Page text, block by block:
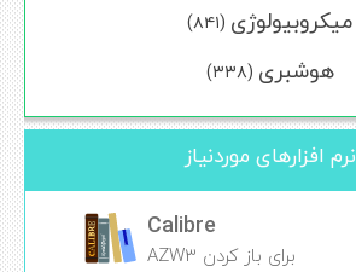
میکروبیولوژی (۸۴۱)
هوشبری (۳۳۸)
نرم افزارهای موردنیاز
Calibre
برای باز کردن AZW3